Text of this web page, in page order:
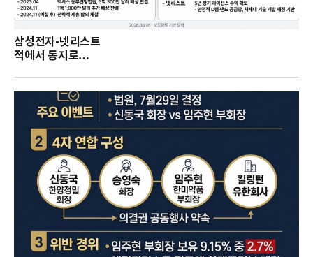
삼성전자-넷리스트
적에서 동지로…